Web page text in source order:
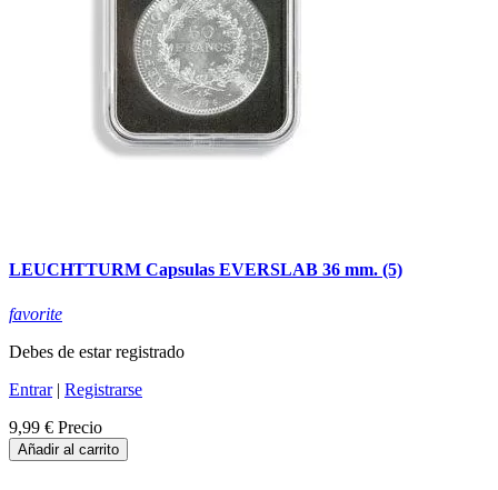
LEUCHTTURM Capsulas EVERSLAB 36 mm. (5)
favorite
Debes de estar registrado
Entrar| Registrarse
9,99 € Precio
Añadir al carrito